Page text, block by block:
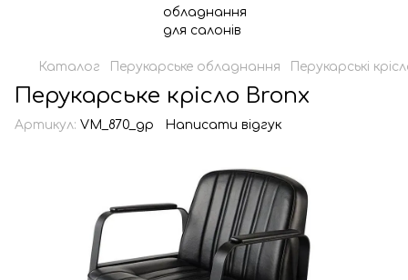
Каталог Перукарське обладнання Перукарські
Перукарське крісло Bronx
Артикул: VM_870_gp Написати відгук